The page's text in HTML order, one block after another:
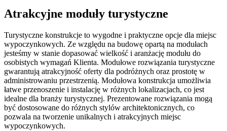
Atrakcyjne moduły turystyczne
Turystyczne konstrukcje to wygodne i praktyczne opcje dla miejsc
wypoczynkowych. Ze względu na budowę opartą na modułach
jesteśmy w stanie dopasować wielkość i aranżację modułu do
osobistych wymagań Klienta. Modułowe rozwiązania turystyczne
gwarantują atrakcyjność oferty dla podróżnych oraz prostotę w
administrowaniu przestrzenią. Modułowa konstrukcja umożliwia
łatwe przenoszenie i instalację w różnych lokalizacjach, co jest
idealne dla branży turystycznej. Prezentowane rozwiązania mogą
być dostosowane do różnych stylów architektonicznych, co
pozwala na tworzenie unikalnych i atrakcyjnych miejsc
wypoczynkowych.